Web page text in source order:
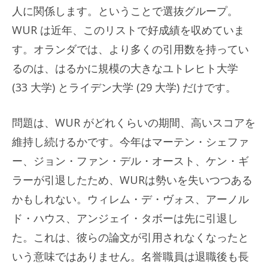
人に関係します。ということで選抜グループ。
WUR は近年、このリストで好成績を収めていま
す。オランダでは、より多くの引用数を持ってい
るのは、はるかに規模の大きなユトレヒト大学
(33 大学) とライデン大学 (29 大学) だけです。
問題は、WUR がどれくらいの期間、高いスコアを
維持し続けるかです。今年はマーテン・シェファ
ー、ジョン・ファン・デル・オースト、ケン・ギ
ラーが引退したため、WURは勢いを失いつつある
かもしれない。ウィレム・デ・ヴォス、アーノル
ド・ハウス、アンジェイ・タボーは先に引退し
た。これは、彼らの論文が引用されなくなったと
いう意味ではありません。名誉職員は退職後も長